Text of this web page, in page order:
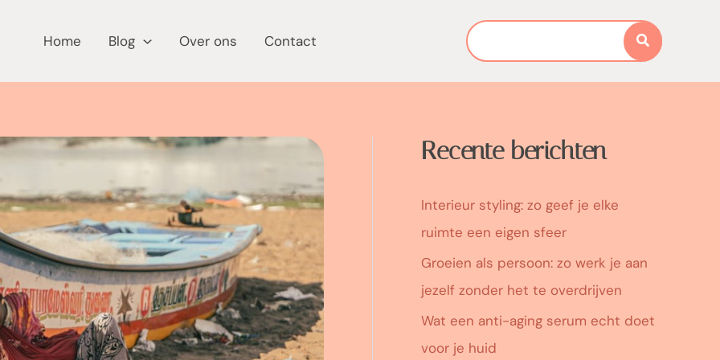
Home Blog Over ons Contact
Search
for:
Recente berichten
Interieur styling: zo geef je elke
ruimte een eigen sfeer
Groeien als persoon: zo werk je aan
jezelf zonder het te overdrijven
Wat een anti-aging serum echt doet
voor je huid